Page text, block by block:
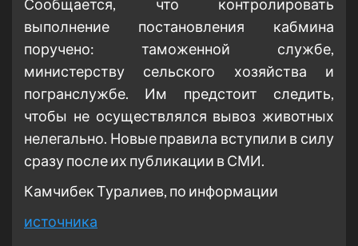
Сообщается, что контролировать
выполнение постановления кабмина
поручено: таможенной службе,
министерству сельского хозяйства и
погранслужбе. Им предстоит следить,
чтобы не осуществлялся вывоз животных
нелегально. Новые правила вступили в силу
сразу после их публикации в СМИ.
Камчибек Туралиев, по информации
источника